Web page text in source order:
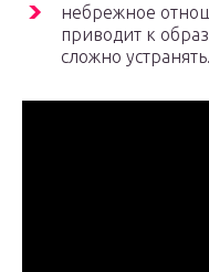
небрежное
приводит к
сложно устранять.